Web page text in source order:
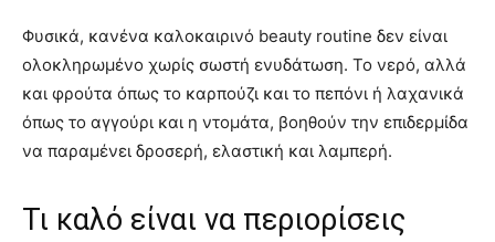
Φυσικά, κανένα καλοκαιρινό beauty routine δεν είναι
ολοκληρωμένο χωρίς σωστή ενυδάτωση. Το νερό, αλλά
και φρούτα όπως το καρπούζι και το πεπόνι ή λαχανικά
όπως το αγγούρι και η ντομάτα, βοηθούν την επιδερμίδα
να παραμένει δροσερή, ελαστική και λαμπερή.
Τι καλό είναι να περιορίσεις